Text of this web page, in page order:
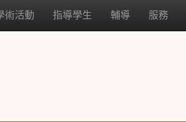
術活動 指導學生 輔導 服務